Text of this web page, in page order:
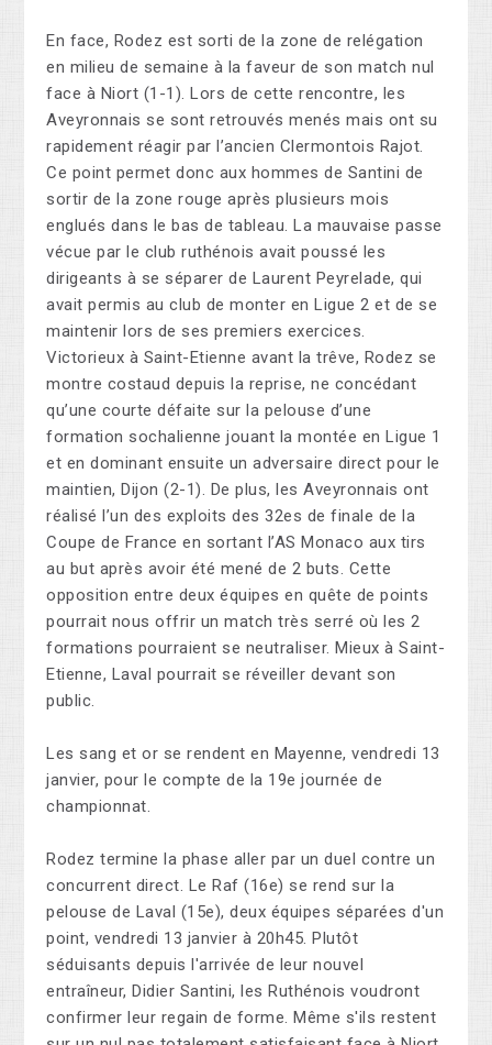
En face, Rodez est sorti de la zone de relégation
en milieu de semaine à la faveur de son match nul
face à Niort (1-1). Lors de cette rencontre, les
Aveyronnais se sont retrouvés menés mais ont su
rapidement réagir par l’ancien Clermontois Rajot.
Ce point permet donc aux hommes de Santini de
sortir de la zone rouge après plusieurs mois
englués dans le bas de tableau. La mauvaise passe
vécue par le club ruthénois avait poussé les
dirigeants à se séparer de Laurent Peyrelade, qui
avait permis au club de monter en Ligue 2 et de se
maintenir lors de ses premiers exercices.
Victorieux à Saint-Etienne avant la trêve, Rodez se
montre costaud depuis la reprise, ne concédant
qu’une courte défaite sur la pelouse d’une
formation sochalienne jouant la montée en Ligue 1
et en dominant ensuite un adversaire direct pour le
maintien, Dijon (2-1). De plus, les Aveyronnais ont
réalisé l’un des exploits des 32es de finale de la
Coupe de France en sortant l’AS Monaco aux tirs
au but après avoir été mené de 2 buts. Cette
opposition entre deux équipes en quête de points
pourrait nous offrir un match très serré où les 2
formations pourraient se neutraliser. Mieux à Saint-
Etienne, Laval pourrait se réveiller devant son
public.
Les sang et or se rendent en Mayenne, vendredi 13
janvier, pour le compte de la 19e journée de
championnat.
Rodez termine la phase aller par un duel contre un
concurrent direct. Le Raf (16e) se rend sur la
pelouse de Laval (15e), deux équipes séparées d'un
point, vendredi 13 janvier à 20h45. Plutôt
séduisants depuis l'arrivée de leur nouvel
entraîneur, Didier Santini, les Ruthénois voudront
confirmer leur regain de forme. Même s'ils restent